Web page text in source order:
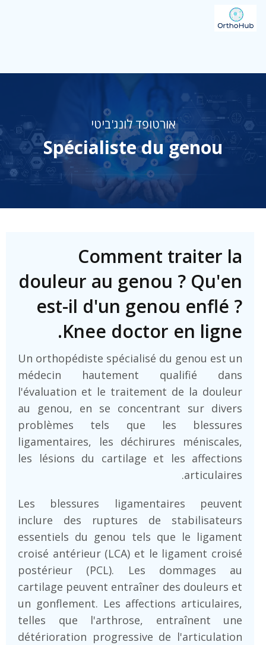
אורטופד לונג'ביטי
Spécialiste du genou
Comment traiter la
douleur au genou ? Qu'en
est-il d'un genou enflé ?
Knee doctor en ligne.
Un orthopédiste spécialisé du genou est un
médecin hautement qualifié dans
l'évaluation et le traitement de la douleur
au genou, en se concentrant sur divers
problèmes tels que les blessures
ligamentaires, les déchirures méniscales,
les lésions du cartilage et les affections
articulaires.
Les blessures ligamentaires peuvent
inclure des ruptures de stabilisateurs
essentiels du genou tels que le ligament
croisé antérieur (LCA) et le ligament croisé
postérieur (PCL). Les dommages au
cartilage peuvent entraîner des douleurs et
un gonflement. Les affections articulaires,
telles que l'arthrose, entraînent une
détérioration progressive de l'articulation